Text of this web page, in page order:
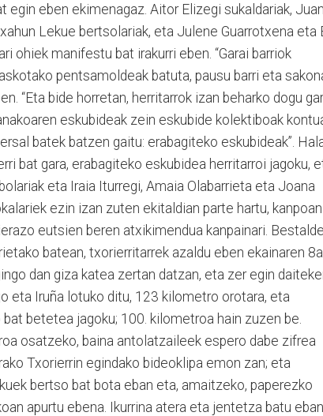
egin eben ekimenagaz. Aitor Elizegi sukaldariak,
Lekue bertsolariak, eta Julene Guarrotxena eta
ohiek manifestu bat irakurri eben. “Garai barriok
pentsamoldeak batuta, pausu barri eta
“Eta bide horretan, herritarrok izan beharko dogu
eskubideak zein eskubide kolektiboak
batek batzen gaitu: erabagiteko eskubideak”.
bat gara, erabagiteko eskubidea herritarroi jagoku,
eta Iraia Iturregi, Amaia Olabarrieta eta Joana
ezin izan zuten ekitaldian parte hartu, kanpoan
eutsien beren atxikimendua kanpainari.
batean, txorierritarrek azaldu eben ekainaren
dan giza katea zertan datzan, eta zer egin
eta Iruña lotuko ditu, 123 kilometro orotara, eta
betetea jagoku; 100. kilometroa hain zuzen be.
osatzeko, baina antolatzaileek espero dabe zifrea
Txorierrin egindako bideoklipa emon zan; eta
bertso bat bota eban eta, amaitzeko, paperezko
apurtu ebena. Ikurrina atera eta jentetza batu eban